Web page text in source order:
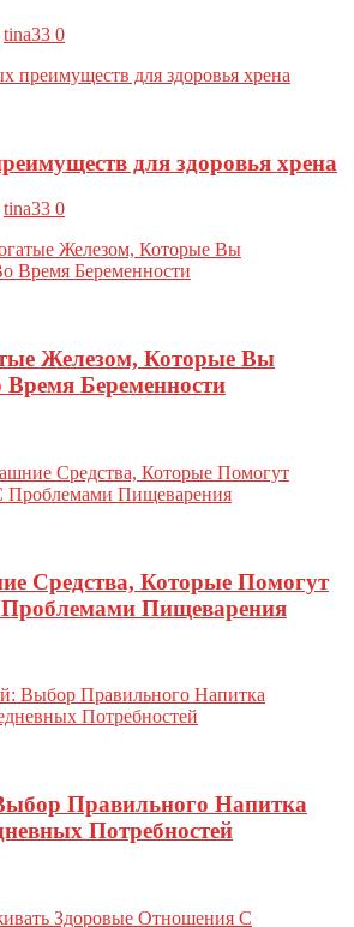
tina33 0
для здоровья хрена
tina33 0
Железом, Которые Вы
Беременности
Средства, Которые Помогут
Пищеварения
Правильного Напитка
Потребностей